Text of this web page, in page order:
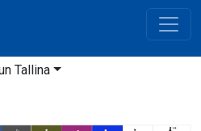
Tallina